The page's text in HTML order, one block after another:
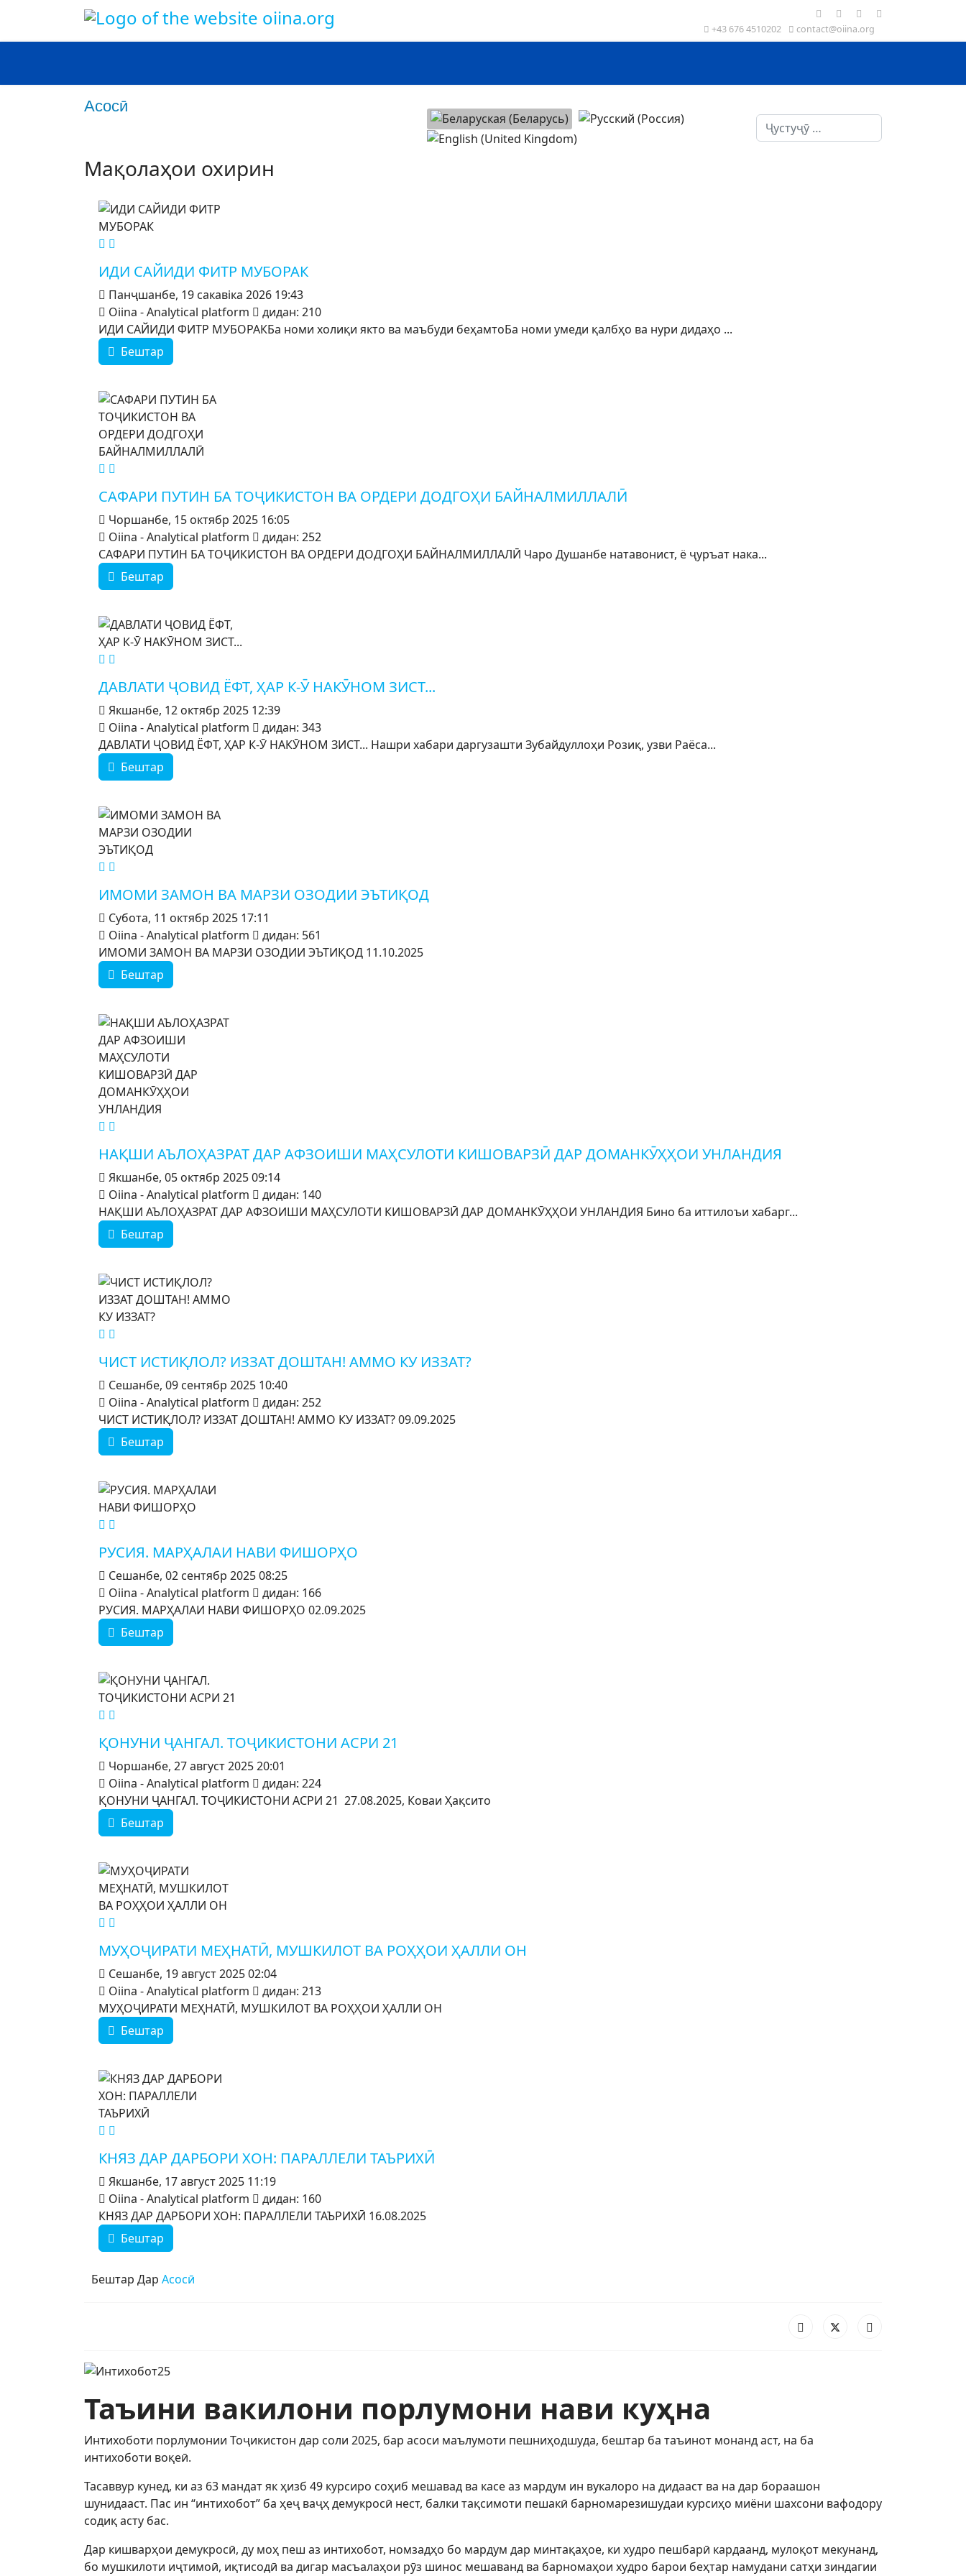
+43 676 4510202 contact@oiina.org
Асосӣ
Выберыце сваю мову Пошук
Мақолаҳои охирин
MOD_JTCS_VIEW_ARTICLE_LINK
ИДИ САЙИДИ ФИТР МУБОРАК
Панҷшанбе, 19 сакавіка 2026 19:43
Oiina - Analytical platform
дидан: 210
ИДИ САЙИДИ ФИТР МУБОРАКБа номи холиқи якто ва маъбуди беҳамтоБа номи умеди қалбҳо ва нури дидаҳо ...
Бештар
MOD_JTCS_VIEW_ARTICLE_LINK
САФАРИ ПУТИН БА ТОҶИКИСТОН ВА ОРДЕРИ ДОДГОҲИ БАЙНАЛМИЛЛАЛӢ
Чоршанбе, 15 октябр 2025 16:05
Oiina - Analytical platform
дидан: 252
САФАРИ ПУТИН БА ТОҶИКИСТОН ВА ОРДЕРИ ДОДГОҲИ БАЙНАЛМИЛЛАЛӢ Чаро Душанбе натавонист, ё ҷуръат нака...
Бештар
MOD_JTCS_VIEW_ARTICLE_LINK
ДАВЛАТИ ҶОВИД ЁФТ, ҲАР К-Ӯ НАКӮНОМ ЗИСТ...
Якшанбе, 12 октябр 2025 12:39
Oiina - Analytical platform
дидан: 343
ДАВЛАТИ ҶОВИД ЁФТ, ҲАР К-Ӯ НАКӮНОМ ЗИСТ... Нашри хабари даргузашти Зубайдуллоҳи Розиқ, узви Раёса...
Бештар
MOD_JTCS_VIEW_ARTICLE_LINK
ИМОМИ ЗАМОН ВА МАРЗИ ОЗОДИИ ЭЪТИҚОД
Субота, 11 октябр 2025 17:11
Oiina - Analytical platform
дидан: 561
ИМОМИ ЗАМОН ВА МАРЗИ ОЗОДИИ ЭЪТИҚОД 11.10.2025
Бештар
MOD_JTCS_VIEW_ARTICLE_LINK
НАҚШИ АЪЛОҲАЗРАТ ДАР АФЗОИШИ МАҲСУЛОТИ КИШОВАРЗӢ ДАР ДОМАНКӮҲҲОИ УНЛАНДИЯ
Якшанбе, 05 октябр 2025 09:14
Oiina - Analytical platform
дидан: 140
НАҚШИ АЪЛОҲАЗРАТ ДАР АФЗОИШИ МАҲСУЛОТИ КИШОВАРЗӢ ДАР ДОМАНКӮҲҲОИ УНЛАНДИЯ Бино ба иттилоъи хабарг...
Бештар
MOD_JTCS_VIEW_ARTICLE_LINK
ЧИСТ ИСТИҚЛОЛ? ИЗЗАТ ДОШТАН! АММО КУ ИЗЗАТ?
Сешанбе, 09 сентябр 2025 10:40
Oiina - Analytical platform
дидан: 252
ЧИСТ ИСТИҚЛОЛ? ИЗЗАТ ДОШТАН! АММО КУ ИЗЗАТ? 09.09.2025
Бештар
MOD_JTCS_VIEW_ARTICLE_LINK
РУСИЯ. МАРҲАЛАИ НАВИ ФИШОРҲО
Сешанбе, 02 сентябр 2025 08:25
Oiina - Analytical platform
дидан: 166
РУСИЯ. МАРҲАЛАИ НАВИ ФИШОРҲО 02.09.2025
Бештар
MOD_JTCS_VIEW_ARTICLE_LINK
ҚОНУНИ ҶАНГАЛ. ТОҶИКИСТОНИ АСРИ 21
Чоршанбе, 27 август 2025 20:01
Oiina - Analytical platform
дидан: 224
ҚОНУНИ ҶАНГАЛ. ТОҶИКИСТОНИ АСРИ 21 27.08.2025, Коваи Ҳақсито
Бештар
MOD_JTCS_VIEW_ARTICLE_LINK
МУҲОҶИРАТИ МЕҲНАТӢ, МУШКИЛОТ ВА РОҲҲОИ ҲАЛЛИ ОН
Сешанбе, 19 август 2025 02:04
Oiina - Analytical platform
дидан: 213
МУҲОҶИРАТИ МЕҲНАТӢ, МУШКИЛОТ ВА РОҲҲОИ ҲАЛЛИ ОН
Бештар
MOD_JTCS_VIEW_ARTICLE_LINK
КНЯЗ ДАР ДАРБОРИ ХОН: ПАРАЛЛЕЛИ ТАЪРИХӢ
Якшанбе, 17 август 2025 11:19
Oiina - Analytical platform
дидан: 160
КНЯЗ ДАР ДАРБОРИ ХОН: ПАРАЛЛЕЛИ ТАЪРИХӢ 16.08.2025
Бештар
Бештар Дар Асосӣ
Таъини вакилони порлумони нави куҳна
Интихоботи порлумонии Тоҷикистон дар соли 2025, бар асоси маълумоти пешниҳодшуда, бештар ба таъинот монанд аст, на ба
интихоботи воқеӣ.
Тасаввур кунед, ки аз 63 мандат як ҳизб 49 курсиро соҳиб мешавад ва касе аз мардум ин вукалоро на дидааст ва на дар бораашон
шунидааст. Пас ин “интихобот” ба ҳеҷ ваҷҳ демукросӣ нест, балки тақсимоти пешакӣ барномарезишудаи курсиҳо миёни шахсони вафодору
содиқ асту бас.
Дар кишварҳои демукросӣ, ду моҳ пеш аз интихобот, номзадҳо бо мардум дар минтақаҳое, ки худро пешбарӣ кардаанд, мулоқот мекунанд,
бо мушкилоти иҷтимоӣ, иқтисодӣ ва дигар масъалаҳои рӯз шинос мешаванд ва барномаҳои худро барои беҳтар намудани сатҳи зиндагии